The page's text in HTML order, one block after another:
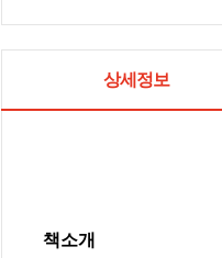
상세정보
책소개